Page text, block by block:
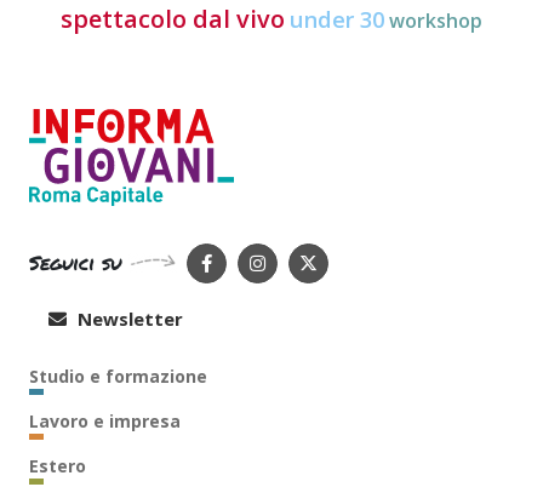
spettacolo dal vivo under 30workshop
Seguici su
Newsletter
Studio e formazione
Lavoro e impresa
Estero